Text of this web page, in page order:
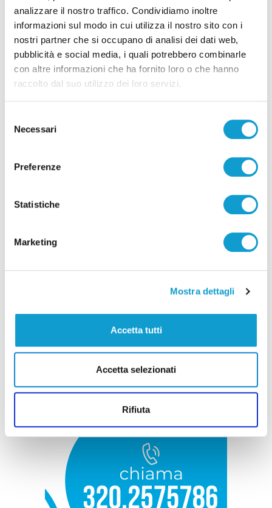
analizzare il nostro traffico. Condividiamo inoltre
informazioni sul modo in cui utilizza il nostro sito con i
nostri partner che si occupano di analisi dei dati web,
pubblicità e social media, i quali potrebbero combinarle
con altre informazioni che ha fornito loro o che hanno
raccolto dal suo utilizzo dei loro servizi.
delNecessari
Preferenze
Statistiche
Marketing
Mostra dettagli
Accetta tutti
Accetta selezionati
Rifiuta